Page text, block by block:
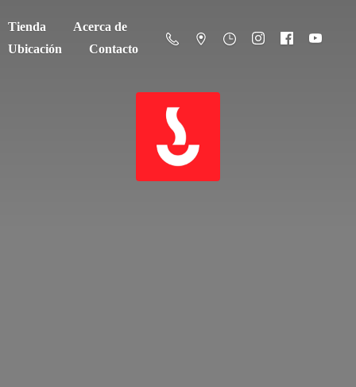
Tienda
Acerca de
Ubicación
Contacto